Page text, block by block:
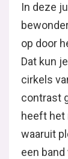
In deze
op door
Dat kun
cirkels
contrast
heeft het
waaruit
een